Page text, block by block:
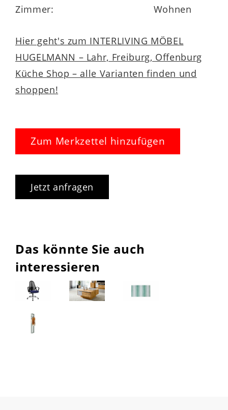
Zimmer:
Wohnen
Hier geht's zum INTERLIVING MÖBEL
HUGELMANN – Lahr, Freiburg, Offenburg
Küche Shop – alle Varianten finden und
shoppen!
Zum Merkzettel hinzufügen
Jetzt anfragen
Das könnte Sie auch
interessieren